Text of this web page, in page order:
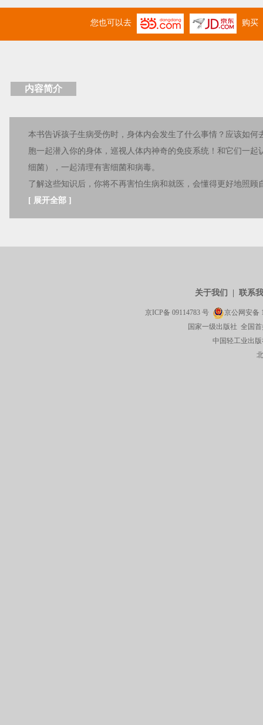
您也可以去 购买
内容简介
本书告诉孩子生病受伤时，身体内会发生了什么事情？应该如
胞一起潜入你的身体，巡视人体内神奇的免疫系统！和它们一
细菌），一起清理有害细菌和病毒。
了解这些知识后，你将不再害怕生病和就医，会懂得更好地照
[ 展开全部 ]
关于我们 联系
京ICP备 09114783 号 京公网安备
国家一级出版社 全国
中国轻工业出版